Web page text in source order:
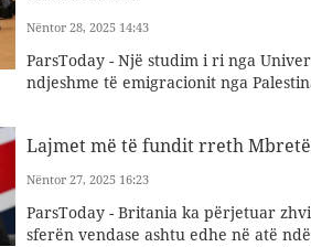
Nëntor 28, 2025 14:43
ParsToday - Një studim i ri nga
ndjeshme të emigracionit nga
Lajmet më të fundit rreth
Nëntor 27, 2025 16:23
ParsToday - Britania ka përjetuar
sferën vendase ashtu edhe në atë